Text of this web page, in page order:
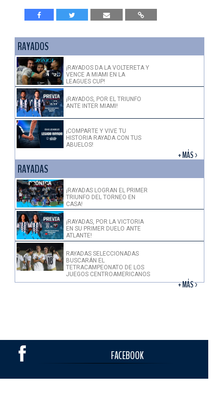
RAYADOS
¡RAYADOS DA LA VOLTERETA Y
VENCE A MIAMI EN LA
LEAGUES CUP!
¡RAYADOS, POR EL TRIUNFO
ANTE INTER MIAMI!
¡COMPARTE Y VIVE TU
HISTORIA RAYADA CON TUS
ABUELOS!
+ MÁS >
RAYADAS
¡RAYADAS LOGRAN EL PRIMER
TRIUNFO DEL TORNEO EN
CASA!
¡RAYADAS, POR LA VICTORIA
EN SU PRIMER DUELO ANTE
ATLANTE!
RAYADAS SELECCIONADAS
BUSCARÁN EL
TETRACAMPEONATO DE LOS
JUEGOS CENTROAMERICANOS
+ MÁS >
FACEBOOK